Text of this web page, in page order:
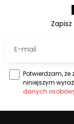
Potwierdzam, że
niniejszym
danych